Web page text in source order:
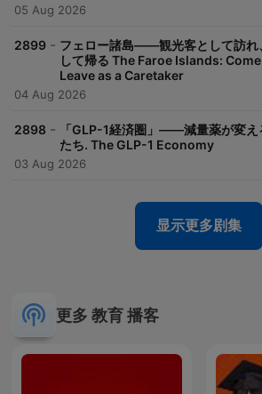
05 Aug 2026
2899 - フェロー諸島――観光客として訪れ
して帰る The Faroe Islands:
Leave as a Caretaker
04 Aug 2026
2898 -
「GLP-1経済圏」――減量薬が変え
たち. The GLP-1 Economy
03 Aug 2026
显示更多剧集
更多 教育 播客